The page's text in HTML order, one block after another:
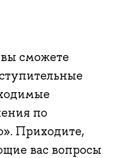
сможете
по
Приходите,
вас вопросы